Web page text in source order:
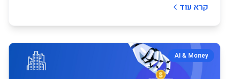
קרא עוד
AI & Money